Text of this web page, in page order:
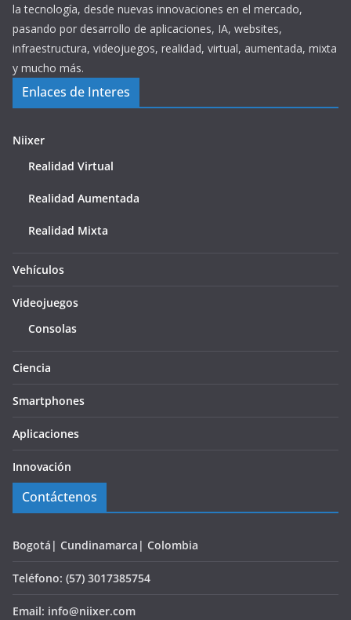
la tecnología, desde nuevas innovaciones en el mercado,
pasando por desarrollo de aplicaciones, IA, websites,
infraestructura, videojuegos, realidad, virtual, aumentada, mixta
y mucho más.
Enlaces de Interes
Niixer
Realidad Virtual
Realidad Aumentada
Realidad Mixta
Vehículos
Videojuegos
Consolas
Ciencia
Smartphones
Aplicaciones
Innovación
Contáctenos
Bogotá| Cundinamarca| Colombia
Teléfono: (57) 3017385754
Email: info@niixer.com